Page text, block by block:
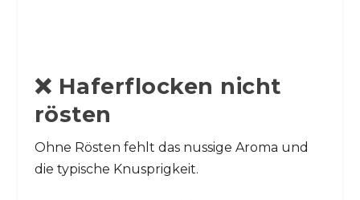
❌ Haferflocken nicht
rösten
Ohne Rösten fehlt das nussige Aroma und
die typische Knusprigkeit.